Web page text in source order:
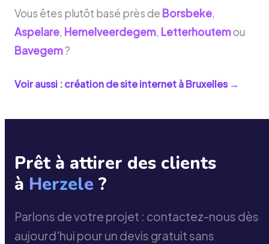
Vous êtes plutôt basé près de Borsbeke,
Aspelare, Hemelveerdegem, Letterhoutemou
Bavegem?
Voir aussi : création de site internet àBruxelles→
Prêt à attirer des clients
à Herzele ?
Parlons de votre projet : contactez-nous dès
aujourd'hui pour un devis gratuit sans